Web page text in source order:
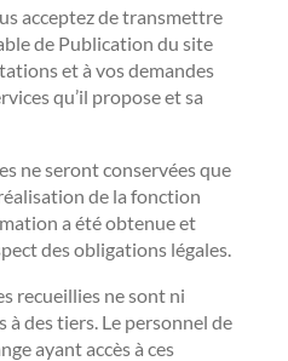
acceptez de transmettre
de Publication du site
et à vos demandes
qu’il propose et sa
ne seront conservées que
de la fonction
a été obtenue et
des obligations légales.
recueillies ne sont ni
à des tiers. Le personnel de
ayant accès à ces